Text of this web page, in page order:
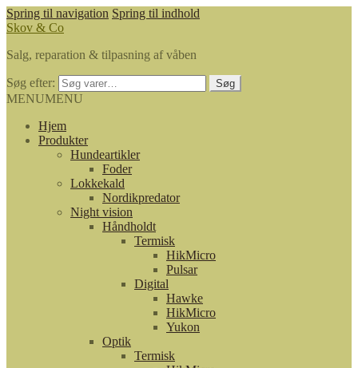
Spring til navigation Spring til indhold
Skov & Co
Salg, reparation & tilpasning af våben
Søg efter: Søg
MENUMENU
Hjem
Produkter
Hundeartikler
Foder
Lokkekald
Nordikpredator
Night vision
Håndholdt
Termisk
HikMicro
Pulsar
Digital
Hawke
HikMicro
Yukon
Optik
Termisk